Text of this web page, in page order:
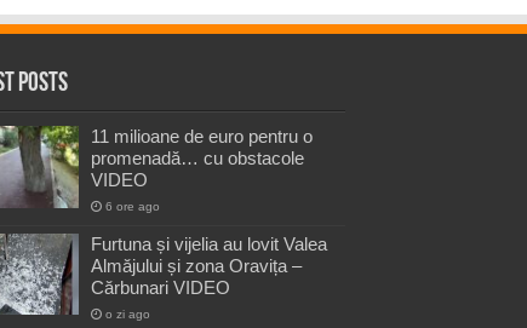
Posts
11 milioane de euro pentru o
promenadă… cu obstacole
VIDEO
6 ore ago
Furtuna și vijelia au lovit Valea
Almăjului și zona Oravița –
Cărbunari VIDEO
o zi ago